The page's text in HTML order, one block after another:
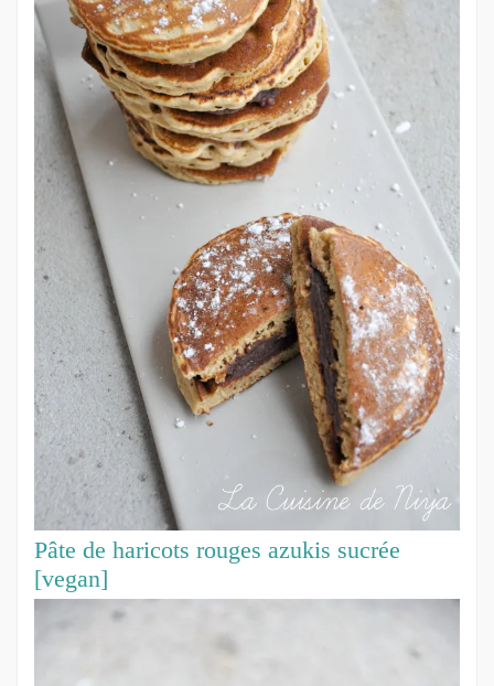
Pâte de haricots rouges azukis sucrée
[vegan]